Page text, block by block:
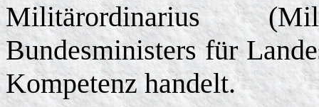
Militärordinarius
Bundesministers für
Kompetenz handelt.